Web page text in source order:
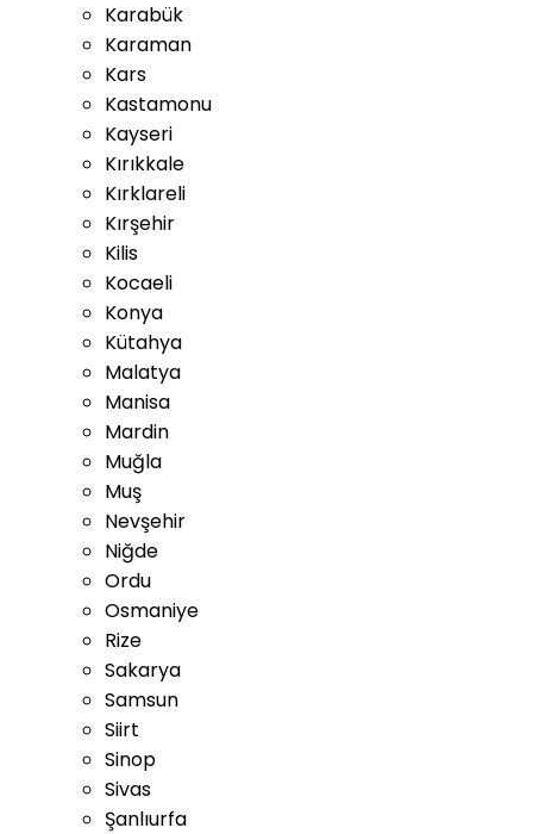
Karabük
Karaman
Kars
Kastamonu
Kayseri
Kırıkkale
Kırklareli
Kırşehir
Kilis
Kocaeli
Konya
Kütahya
Malatya
Manisa
Mardin
Muğla
Muş
Nevşehir
Niğde
Ordu
Osmaniye
Rize
Sakarya
Samsun
Siirt
Sinop
Sivas
Şanlıurfa